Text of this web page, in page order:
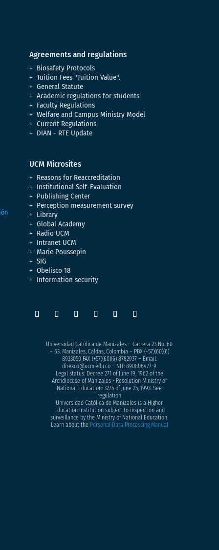
Agreements and regulations
Biosafety Protocols
Tuition Fees "Tuition Value".
General Statute
Academic regulations for students
Faculty Regulations
Welfare and Campus Ministry Model
Current Regulations
DIAN - RTE Update
UCM Microsites
Reasons for Reaccreditation
Institutional Self-Evaluation
Publishing Center
Perception measurement survey
Library
Global Academy
Radio UCM
Intranet UCM
Marie Poussepin
SIG
Obelisco 18
Information security
Universidad Católica de Manizales – Carrera 23 No. 60
– 63. Manizales, Caldas, Colombia – PBX (+57)(60)(6)
8933050FAX (+57)(60)(6) 8782937 – Email.
direxco@ucm.edu.co – NIT: 890806477-9
Legal status: Decree 271 of June 19, 1962 of the
Archdiocese of Manizales - Resolution Ministry of
National Education: 3275 of June 25, 1993. See
regulation
Universidad Católica de Manizales is a Higher
Education Institution subject to inspection and
surveillance by the Ministry of National Education.
Learn about the Personal Data Processing Manual